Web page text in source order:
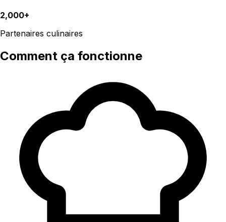
2,000+
Partenaires culinaires
Comment ça fonctionne